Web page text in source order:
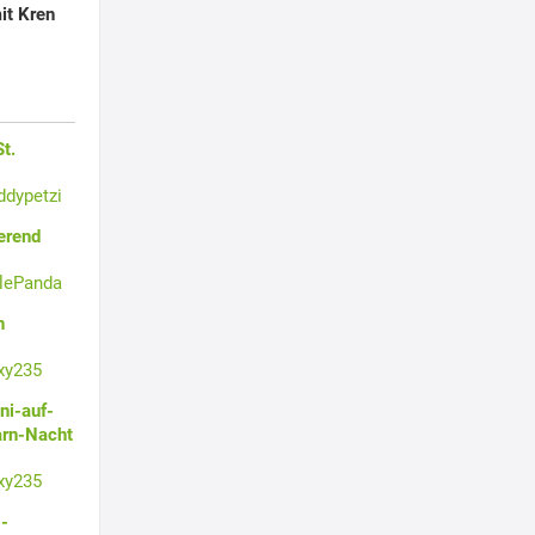
Kren
auf-
Nacht